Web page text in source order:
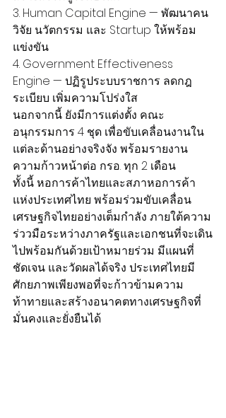
3. Human Capital Engine — พัฒนาคน
วิจัย นวัตกรรม และ Startup ให้พร้อม
แข่งขัน
4. Government Effectiveness
Engine — ปฏิรูประบบราชการ ลดกฎ
ระเบียบ เพิ่มความโปร่งใส
นอกจากนี้ ยังมีการแต่งตั้ง คณะ
อนุกรรมการ 4 ชุด เพื่อขับเคลื่อนงานใน
แต่ละด้านอย่างจริงจัง พร้อมรายงาน
ความก้าวหน้าต่อ กรอ. ทุก 2 เดือน
ทั้งนี้ หอการค้าไทยและสภาหอการค้า
แห่งประเทศไทย พร้อมร่วมขับเคลื่อน
เศรษฐกิจไทยอย่างเต็มกำลัง ภายใต้ความ
ร่ววมือระหว่างภาครัฐและเอกชนที่จะเดิน
ไปพร้อมกันด้วยเป้าหมายร่วม มีแผนที่
ชัดเจน และวัดผลได้จริง ประเทศไทยมี
ศักยภาพเพียงพอที่จะก้าวข้ามความ
ท้าทายและสร้างอนาคตทางเศรษฐกิจที่
มั่นคงและยั่งยืนได้